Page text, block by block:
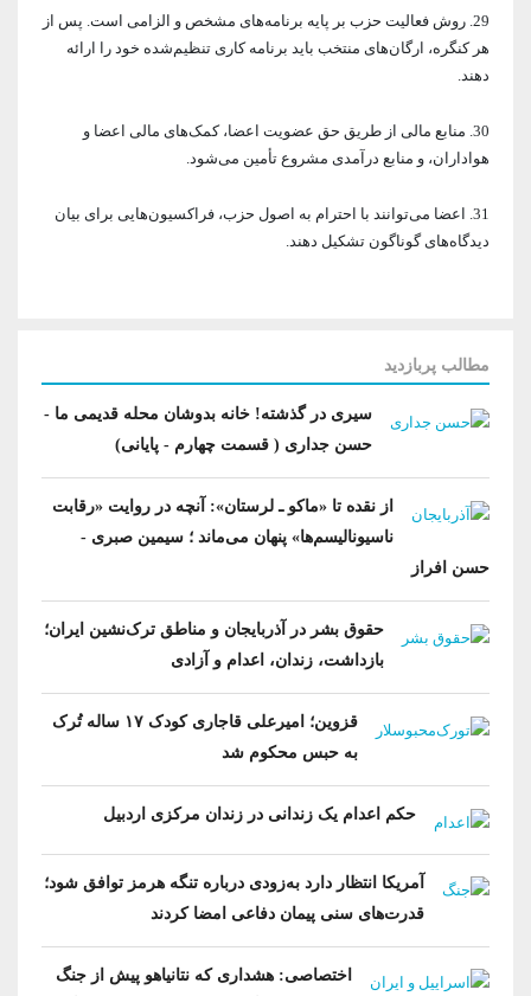
29. روش فعالیت حزب بر پایه برنامه‌های مشخص و الزامی است. پس از
هر کنگره، ارگان‌های منتخب باید برنامه کاری تنظیم‌شده خود را ارائه
دهند.
30. منابع مالی از طریق حق عضویت اعضا، کمک‌های مالی اعضا و
هواداران، و منابع درآمدی مشروع تأمین می‌شود.
31. اعضا می‌توانند با احترام به اصول حزب، فراکسیون‌هایی برای بیان
دیدگاه‌های گوناگون تشکیل دهند.
مطالب پربازدید
سیری در گذشته! خانه بدوشان محله قدیمی ما -
حسن جداری ( قسمت چهارم - پایانی)
از نقده تا «ماکو ـ لرستان»: آنچه در روایت «رقابت
ناسیونالیسم‌ها» پنهان می‌ماند ؛ سیمین صبری -
حسن افراز
حقوق بشر در آذربایجان و مناطق ترک‌نشین ایران؛
بازداشت، زندان، اعدام و آزادی
قزوین؛ امیرعلی قاجاری کودک ۱۷ ساله تُرک
به حبس محکوم شد
حکم اعدام یک زندانی در زندان مرکزی اردبیل
آمریکا انتظار دارد به‌زودی درباره تنگه هرمز توافق شود؛
قدرت‌های سنی پیمان دفاعی امضا کردند
اختصاصی: هشداری که نتانیاهو پیش از جنگ